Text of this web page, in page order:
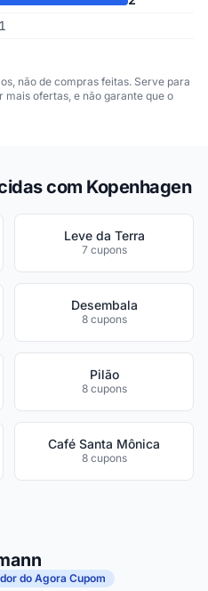
1
não de compras feitas. Serve para
ofertas, e não garante que o
com Kopenhagen
Leve da Terra
7 cupons
Desembala
8 cupons
Pilão
8 cupons
Café Santa Mônica
8 cupons
do Agora Cupom